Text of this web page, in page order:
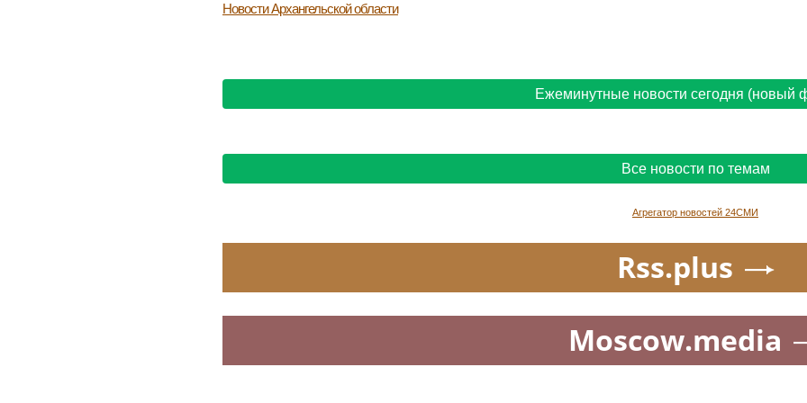
НовостиАрхангельской области
Ежеминутные новости сегодня (новый
Все новости по темам
Агрегатор новостей 24СМИ
Rss.plus
Moscow.media